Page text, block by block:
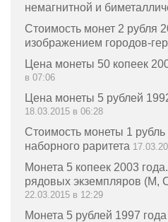
немагнитной и
Стоимость монет 2 рубля
изображением городов-
Цена монеты 50 копеек
в 07:06
Цена монеты 5 рублей
18.03.2015 в 06:28
Стоимость монеты 1
наборного раритета
Монета 5 копеек 2003
рядовых экземпляров (М,
22.03.2015 в 12:29
Монета 5 рублей 1997